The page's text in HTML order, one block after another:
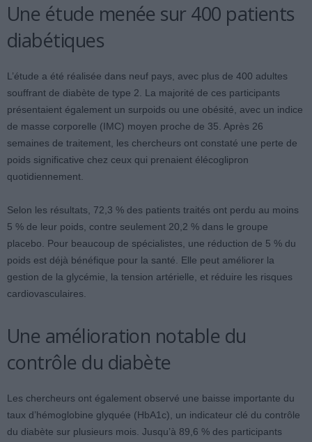
Une étude menée sur 400 patients
diabétiques
L’étude a été réalisée dans neuf pays, avec plus de 400 adultes
souffrant de diabète de type 2. La majorité de ces participants
présentaient également un surpoids ou une obésité, avec un indice
de masse corporelle (IMC) moyen proche de 35. Après 26
semaines de traitement, les chercheurs ont constaté une perte de
poids significative chez ceux qui prenaient élécoglipron
quotidiennement.
Selon les résultats, 72,3 % des patients traités ont perdu au moins
5 % de leur poids, contre seulement 20,2 % dans le groupe
placebo. Pour beaucoup de spécialistes, une réduction de 5 % du
poids est déjà bénéfique pour la santé. Elle peut améliorer la
gestion de la glycémie, la tension artérielle, et réduire les risques
cardiovasculaires.
Une amélioration notable du
contrôle du diabète
Les chercheurs ont également observé une baisse importante du
taux d’hémoglobine glyquée (HbA1c), un indicateur clé du contrôle
du diabète sur plusieurs mois. Jusqu’à 89,6 % des participants